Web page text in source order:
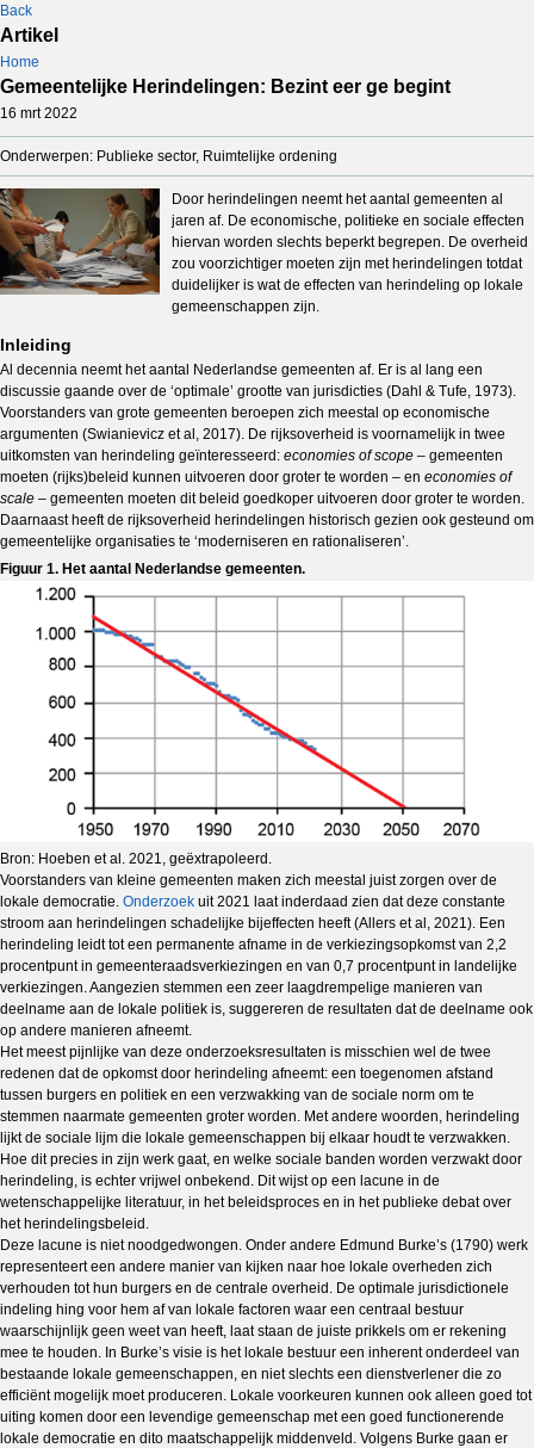
Back
Artikel
Home
Gemeentelijke Herindelingen: Bezint eer ge begint
16 mrt 2022
Onderwerpen: Publieke sector, Ruimtelijke ordening
Door herindelingen neemt het aantal gemeenten al
jaren af. De economische, politieke en sociale effecten
hiervan worden slechts beperkt begrepen. De overheid
zou voorzichtiger moeten zijn met herindelingen totdat
duidelijker is wat de effecten van herindeling op lokale
gemeenschappen zijn.
Inleiding
Al decennia neemt het aantal Nederlandse gemeenten af. Er is al lang een
discussie gaande over de ‘optimale’ grootte van jurisdicties (Dahl & Tufe, 1973).
Voorstanders van grote gemeenten beroepen zich meestal op economische
argumenten (Swianievicz et al, 2017). De rijksoverheid is voornamelijk in twee
uitkomsten van herindeling geïnteresseerd: economies of scope – gemeenten
moeten (rijks)beleid kunnen uitvoeren door groter te worden – en economies of
scale – gemeenten moeten dit beleid goedkoper uitvoeren door groter te worden.
Daarnaast heeft de rijksoverheid herindelingen historisch gezien ook gesteund om
gemeentelijke organisaties te ‘moderniseren en rationaliseren’.
Figuur 1. Het aantal Nederlandse gemeenten.
Bron: Hoeben et al. 2021, geëxtrapoleerd.
Voorstanders van kleine gemeenten maken zich meestal juist zorgen over de
lokale democratie. Onderzoek uit 2021 laat inderdaad zien dat deze constante
stroom aan herindelingen schadelijke bijeffecten heeft (Allers et al, 2021). Een
herindeling leidt tot een permanente afname in de verkiezingsopkomst van 2,2
procentpunt in gemeenteraadsverkiezingen en van 0,7 procentpunt in landelijke
verkiezingen. Aangezien stemmen een zeer laagdrempelige manieren van
deelname aan de lokale politiek is, suggereren de resultaten dat de deelname ook
op andere manieren afneemt.
Het meest pijnlijke van deze onderzoeksresultaten is misschien wel de twee
redenen dat de opkomst door herindeling afneemt: een toegenomen afstand
tussen burgers en politiek en een verzwakking van de sociale norm om te
stemmen naarmate gemeenten groter worden. Met andere woorden, herindeling
lijkt de sociale lijm die lokale gemeenschappen bij elkaar houdt te verzwakken.
Hoe dit precies in zijn werk gaat, en welke sociale banden worden verzwakt door
herindeling, is echter vrijwel onbekend. Dit wijst op een lacune in de
wetenschappelijke literatuur, in het beleidsproces en in het publieke debat over
het herindelingsbeleid.
Deze lacune is niet noodgedwongen. Onder andere Edmund Burke’s (1790) werk
representeert een andere manier van kijken naar hoe lokale overheden zich
verhouden tot hun burgers en de centrale overheid. De optimale jurisdictionele
indeling hing voor hem af van lokale factoren waar een centraal bestuur
waarschijnlijk geen weet van heeft, laat staan de juiste prikkels om er rekening
mee te houden. In Burke’s visie is het lokale bestuur een inherent onderdeel van
bestaande lokale gemeenschappen, en niet slechts een dienstverlener die zo
efficiënt mogelijk moet produceren. Lokale voorkeuren kunnen ook alleen goed tot
uiting komen door een levendige gemeenschap met een goed functionerende
lokale democratie en dito maatschappelijk middenveld. Volgens Burke gaan er